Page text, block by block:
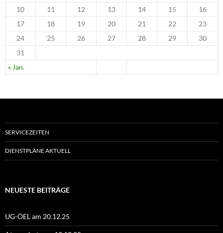
« Jan.
10
11 12 13 14 15
16
17
18 19 20 21 22
23
24
25 26 27 28 29
30
31
SERVICEZEITEN
DIENSTPLÄNE AKTUELL
NEUESTE BEITRÄGE
UG-ÖEL am 20.12.25